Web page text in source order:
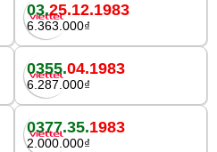
03.25.12.1983
6.363.000₫
0355.04.1983
6.287.000₫
0377.35.1983
2.000.000₫